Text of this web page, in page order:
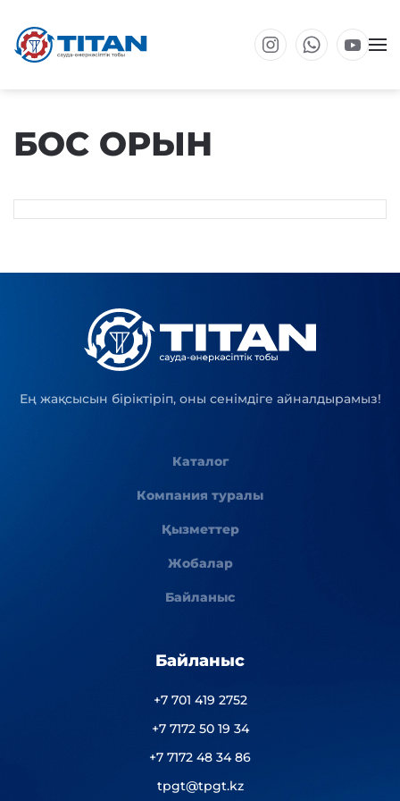
Негізгі мазмұнға өту
БОС ОРЫН
Ең жақсысын біріктіріп, оны сенімдіге айналдырамыз!
Каталог
Компания туралы
Қызметтер
Жобалар
Байланыс
Байланыс
+7 701 419 2752
+7 7172 50 19 34
+7 7172 48 34 86
tpgt@tpgt.kz